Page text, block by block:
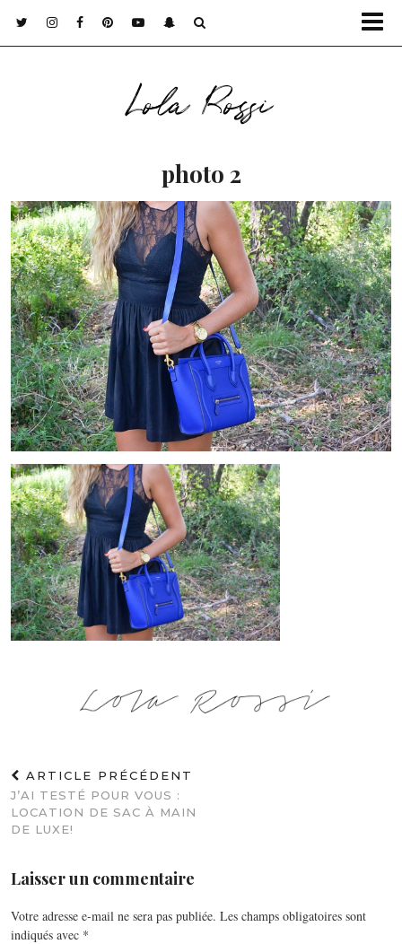
Lola Rossi
photo 2
ARTICLE PRÉCÉDENT
J’AI TESTÉ POUR VOUS :
LOCATION DE SAC À MAIN
DE LUXE!
Laisser un commentaire
Votre adresse e-mail ne sera pas publiée. Les champs obligatoires sont
indiqués avec *